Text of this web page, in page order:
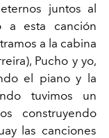
juntos al
a esta canción
a la cabina
Pucho y yo,
el piano y la
tuvimos un
construyendo
las canciones